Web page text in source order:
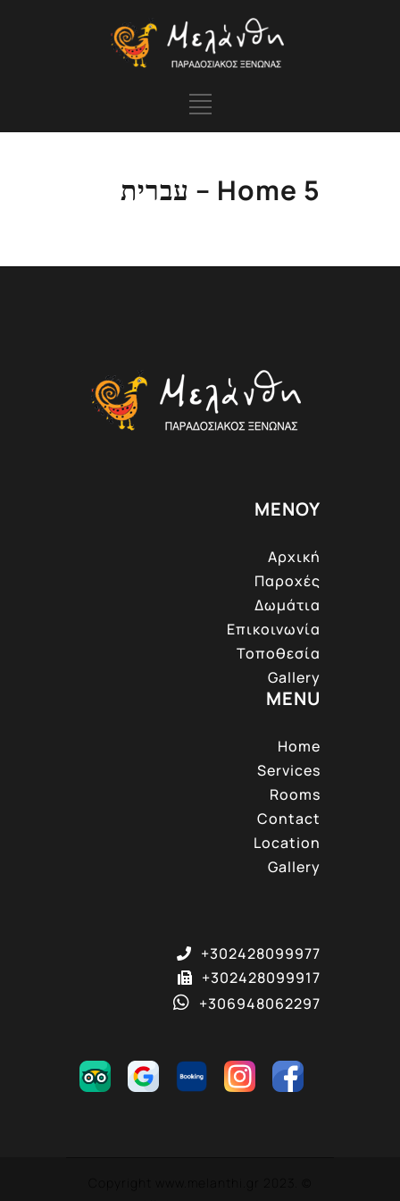
Home 5 – עברית
ΜΕΝΟΥ
Αρχική
Παροχές
Δωμάτια
Επικοινωνία
Τοποθεσία
Gallery
MENU
Home
Services
Rooms
Contact
Location
Gallery
+302428099977
+302428099917
+306948062297